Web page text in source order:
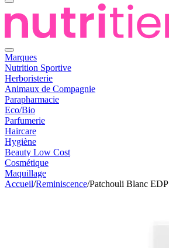
Marques
Nutrition Sportive
Herboristerie
Animaux de Compagnie
Parapharmacie
Eco/Bio
Parfumerie
Haircare
Hygiène
Beauty Low Cost
Cosmétique
Maquillage
Accueil/Reminiscence/Patchouli Blanc EDP